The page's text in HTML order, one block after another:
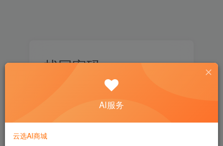
找回密码
设置新密码
AI服务
云选AI商城